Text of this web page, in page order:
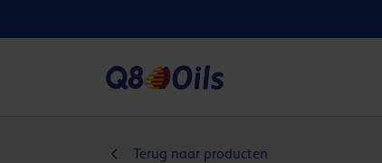
Terug naar producten